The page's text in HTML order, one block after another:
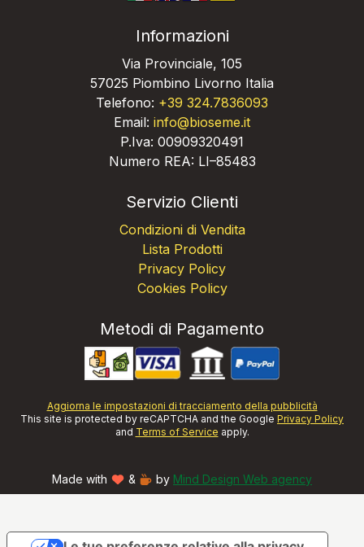
Informazioni
Via Provinciale, 105
57025 Piombino Livorno Italia
Telefono: +39 324.7836093
Email: info@bioseme.it
P.Iva: 00909320491
Numero REA: LI–85483
Servizio Clienti
Condizioni di Vendita
Lista Prodotti
Privacy Policy
Cookies Policy
Metodi di Pagamento
Aggiorna le impostazioni di tracciamento della pubblicità
This site is protected by reCAPTCHA and the Google Privacy Policy
and Terms of Service apply.
Made with & by Mind Design Web agency